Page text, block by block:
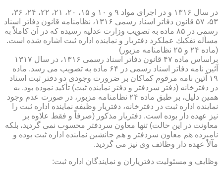
در سال ۱۳۱۶ و در اجرای مواد ۹ و ۱۰ و ۱۵، ۲۰، ۲۱، ۲۲، ۲۴، ۳۶،
۵۳، ۵۷ قانون دفاتر اسناد رسمی ۱۳۱۶، نظامنامه قانون دفاتر اسناد
رسمی در ۸۵ ماده به تصویب وزارت عدلیه رسیده كه در آن كاملاً به
مسأله تفكیك عملكرد دفتریار و نماینده اداره ثبت اشاره شده است.
(ماده ۲۴ و ۲۵ نظامنامه مزبور)
براساس ماده ۴۷ قانون دفاتر اسناد رسمی ۱۳۱۶، در سال ۱۳۱۷
آئین نامه دفاتر اسناد رسمی در ۶۴ ماده به تصویب می رسد. ماده
۱۹ آئین نامه مرقوم كماكان بر ضرورت وجودی دو دفتر ثبت اسناد
در دفترخانه (دفتر سردفتر و دفتر نماینده ثبت) تأكید نموده بود. به
همین دلیل، بر طبق ماده ۲۴ نظامنامه مزبور، در صورت عدم وجود
نماینده اداره ثبت در دفترخانه، دفتریار وظیفه نماینده اداره ثبت را
نیز عهده دار بوده است. دفتریار مذكور (صرفاً و فقط علاوه بر
معاونت در این حالت) تنها معاون سردفتر محسوب نمی گردید، بلكه
نامبرده هم معاون سردفتر و هم جانشین نماینده اداره ثبت بوده و
مآلاً عهده دار وظائف وی نیز می گردید.
وظایف و مسئولیت دفتریاران و نمایندگان اداره ثبت: